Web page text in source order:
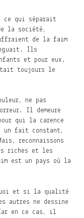
ce qui séparait
la société,
de la faim
Ils
et pour eux.
toujours le
ne pas
Il demeure
qui la carence
un fait constant,
reconnaissons
riches et les
est un pays où la
quoi et si la qualité
autres ne dessine
en ce cas, il